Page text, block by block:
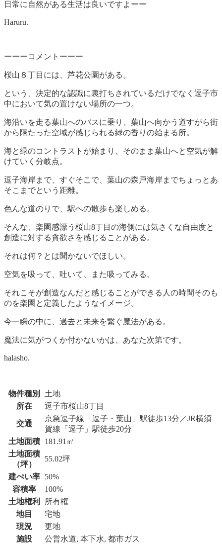
日常に自然がある生活は良いですよーー
Haruru.
ーーーコメントーーー
桜山８丁目には、芦花公園がある。
という、決定的な認識に裏打ちされているだけでなく逗子市
中において気の置けない場所の一つ。
海沿いを走る葉山へのバスに乗り、葉山へ向かう道すがら街
から隔たった空域が感じられる緑の香りの始まる所。
海と緑のコントラストが始まり、そのまま葉山へと空気が解
けていく分岐点。
逗子海岸まで、すぐそこで、葉山の森戸海岸までちょっとあ
そこまでという距離。
色んな道のりで、駅への散歩も楽しめる。
そんな、楽園感漂う桜山8丁目の海側には気さくな自由度と
創造に対する貪欲さを感じることがある。
それは何？とは聞かないでほしい。
空気を吸って、吐いて、また吸ってみる。
それこそが創造なんだと感じることができる人の時間そのも
のを楽園と定義したようなイメージ。
今一瞬の中に、過去と未来を繋ぐ魔法がある。
魔法に気がつくか付かないかは、あなた次第です。
halasho.
物件種別
土地
所在
逗子市桜山8丁目
交通
京急逗子線「逗子・葉山」駅徒歩13分／JR横須
賀線「逗子」駅徒歩20分
土地面積
181.91㎡
土地面積
（坪）
55.02坪
建ぺい率
50%
容積率
100%
土地権利
所有権
地目
宅地
現況
更地
施設
公営水道, 本下水, 都市ガス